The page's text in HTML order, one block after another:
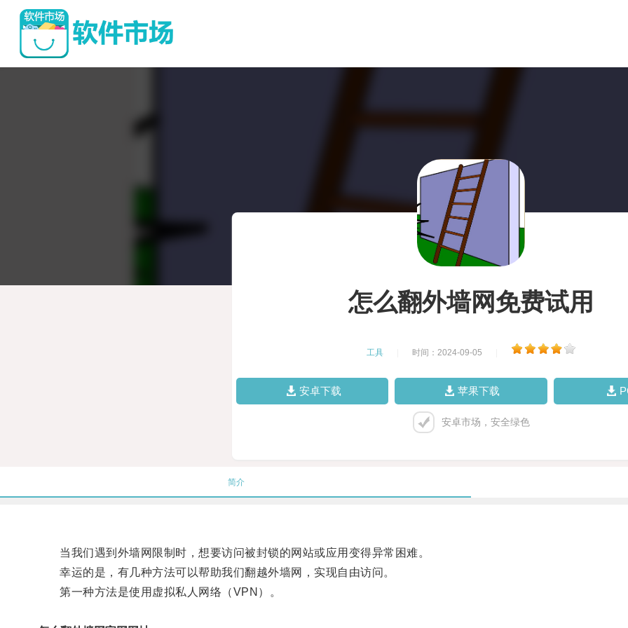
怎么翻外墙网免费试用
工具 时间：2024-09-05
安卓下载 苹果下载
安卓市场，安全绿色
简介
当我们遇到外墙网限制时，想要访问被封锁的网站或应用变得异常困难。
幸运的是，有几种方法可以帮助我们翻越外墙网，实现自由访问。
第一种方法是使用虚拟私人网络（VPN）。